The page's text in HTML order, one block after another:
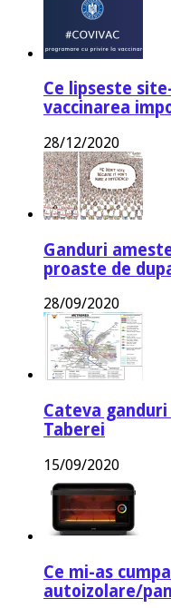
Ce lipseste
vaccinarea
28/12/2020
Ganduri
proaste de
28/09/2020
Cateva
Taberei
15/09/2020
Ce mi-as
autoizolare/